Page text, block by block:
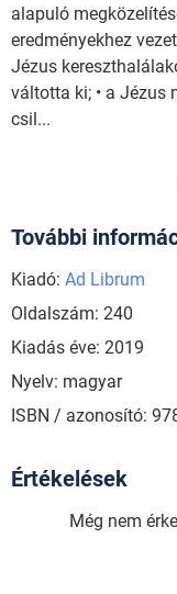
alapuló
eredményekhez
Jézus
váltotta ki; • a Jézus
csil...
További
Kiadó: Ad Librum
Oldalszám: 240
Kiadás éve: 2019
Nyelv: magyar
ISBN / azonosító:
Értékelések
Még nem